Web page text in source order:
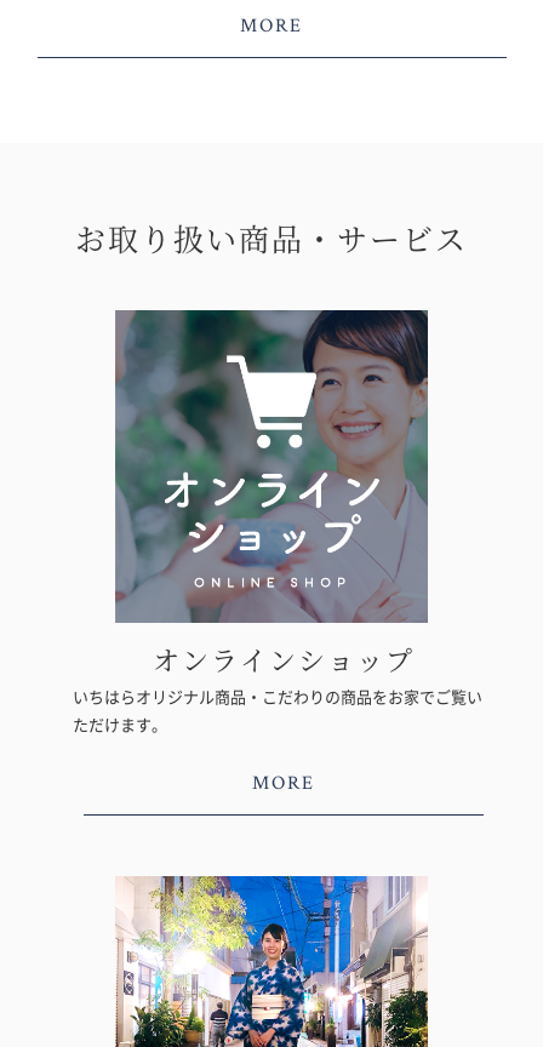
MORE
お取り扱い商品・サービス
オンラインショップ
いちはらオリジナル商品・こだわりの商品をお家でご覧い
ただけます。
MORE